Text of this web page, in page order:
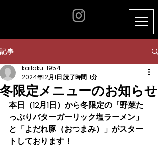
記事
冬限定メニューのお知らせ
kailaku-1954
2024年12月1日読了時間: 1分
本日（12月1日）から冬限定の「野菜た
っぷりバターガーリック塩ラーメン」
と「よだれ豚（おつまみ）」がスター
トしております！